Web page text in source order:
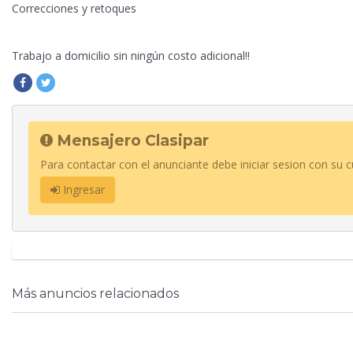
Correcciones y retoques
Trabajo a domicilio sin ningún costo adicional!!
Mensajero Clasipar
Para contactar con el anunciante debe iniciar sesion con su
Ingresar
Más anuncios relacionados